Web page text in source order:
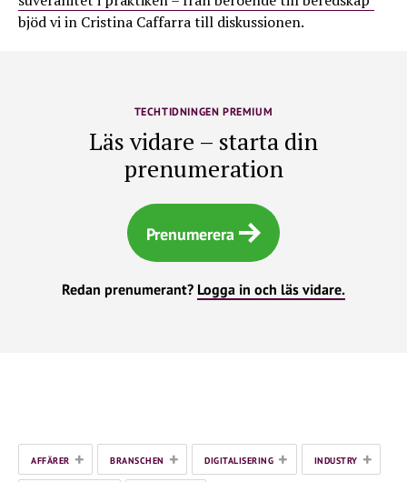
bjöd vi in Cristina Caffarra till diskussionen.
TECHTIDNINGEN PREMIUM
Läs vidare – starta din
prenumeration
Prenumerera
Redan prenumerant? Logga in och läs vidare.
AFFÄRER + BRANSCHEN + DIGITALISERING + INDUSTRY +